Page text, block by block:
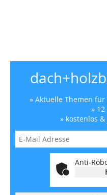
» Aktuelle Themen
»
» kostenlos
Anti-